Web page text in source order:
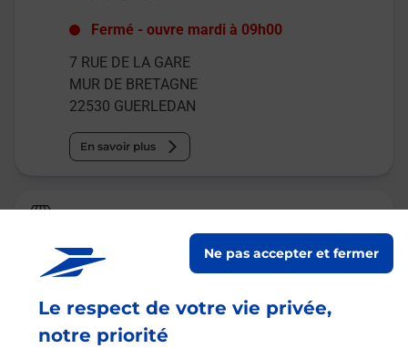
Le respect de votre vie privée,
notre priorité
Ne pas accepter et fermer
Fermé -ouvre mardi à 09h00
7 RUE DE LA GARE
MUR DE BRETAGNE
22530 GUERLEDAN
En savoir plus
Relais Pickup
HYPER U MULTIMEDIA
jusqu'à 19h30
RUE DE PONTIVY
56890 ST AVE